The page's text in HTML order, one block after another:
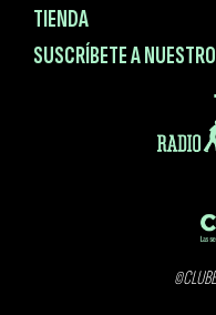
TIENDA
SUSCRÍBETE A